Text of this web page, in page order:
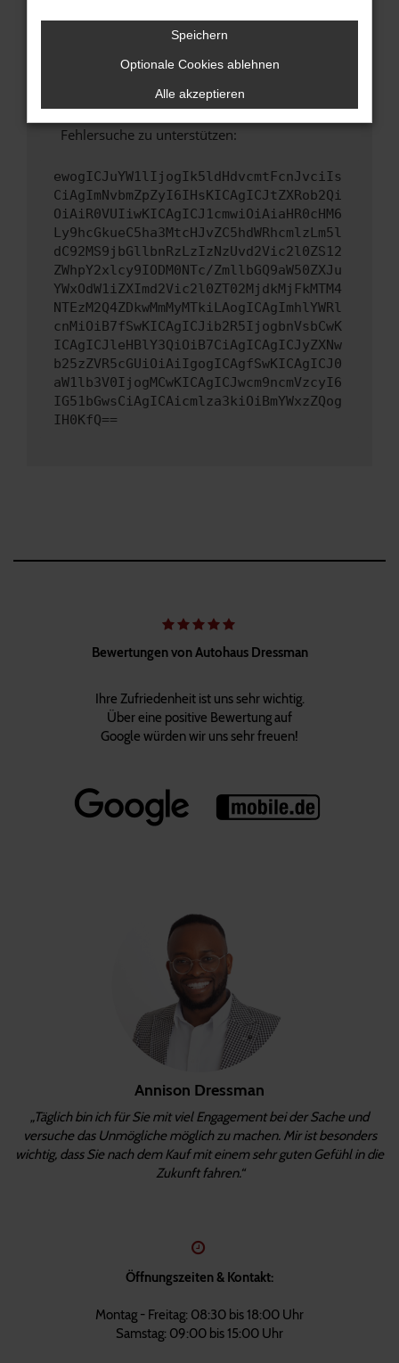
Wende dich an den Webseitenbetreiber.
Wenn du alle oben genannten Schritte versucht
hast, kontaktiere uns bitte. Wir werden
versuchen, das Problem zu beheben. Du kannst
uns diesen Text schicken, um uns bei der
Fehlersuche zu unterstützen:
ewogICJuYW1lIjogIk5ldHdvcmtFcnJvciIs
CiAgImNvbmZpZyI6IHsKICAgICJtZXRob2Qi
OiAiR0VUIiwKICAgICJ1cmwiOiAiaHR0cHM6
Ly9hcGkueC5ha3MtcHJvZC5hdWRhcmlzLm5l
dC92MS9jbGllbnRzLzIzNzUvd2Vic2l0ZS12
ZWhpY2xlcy9IODM0NTc/ZmllbGQ9aW50ZXJu
YWxOdW1iZXImd2Vic2l0ZT02MjdkMjFkMTM4
NTEzM2Q4ZDkwMmMyMTkiLAogICAgImhlYWRl
cnMiOiB7fSwKICAgICJib2R5IjogbnVsbCwK
ICAgICJleHBlY3QiOiB7CiAgICAgICJyZXNw
b25zZVR5cGUiOiAiIgogICAgfSwKICAgICJ0
aW1lb3V0IjogMCwKICAgICJwcm9ncmVzcyI6
IG51bGwsCiAgICAicmlza3kiOiBmYWxzZQog
IH0KfQ==
Bewertungen von Autohaus Dressman
Ihre Zufriedenheit ist uns sehr wichtig.
Über eine positive Bewertung auf
Google würden wir uns sehr freuen!
Annison Dressman
„Täglich bin ich für Sie mit viel Engagement bei der Sache und
versuche das Unmögliche möglich zu machen. Mir ist besonders
wichtig, dass Sie nach dem Kauf mit einem sehr guten Gefühl in die
Zukunft fahren.“
Öffnungszeiten & Kontakt:
Montag - Freitag: 08:30 bis 18:00 Uhr
Samstag: 09:00 bis 15:00 Uhr
Speichern
Optionale Cookies ablehnen
Alle akzeptieren